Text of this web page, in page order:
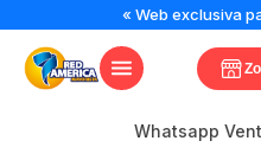
« Web exclusiva
Whatsapp